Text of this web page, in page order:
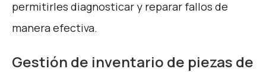
permitirles diagnosticar y reparar fallos de
manera efectiva.
Gestión de inventario de piezas de